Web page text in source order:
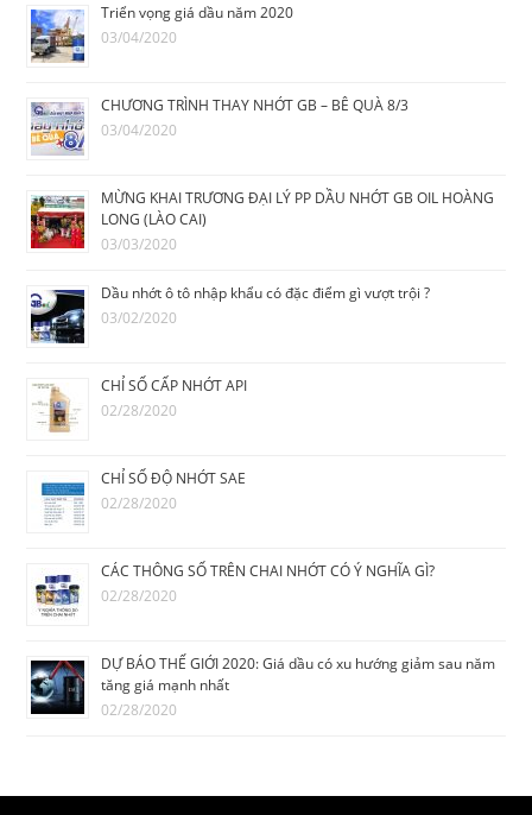
Triển vọng giá dầu năm 2020
03/04/2020
CHƯƠNG TRÌNH THAY NHỚT GB – BÊ QUÀ 8/3
03/04/2020
MỪNG KHAI TRƯƠNG ĐẠI LÝ PP DẦU NHỚT GB OIL HOÀNG
LONG (LÀO CAI)
03/03/2020
Dầu nhớt ô tô nhập khẩu có đặc điểm gì vượt trội ?
03/02/2020
CHỈ SỐ CẤP NHỚT API
02/28/2020
CHỈ SỐ ĐỘ NHỚT SAE
02/28/2020
CÁC THÔNG SỐ TRÊN CHAI NHỚT CÓ Ý NGHĨA GÌ?
02/28/2020
DỰ BÁO THẾ GIỚI 2020: Giá dầu có xu hướng giảm sau năm
tăng giá mạnh nhất
02/28/2020